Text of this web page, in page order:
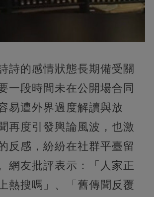
詩的感情狀態長期備受關
一段時間未在公開場合同
易遭外界過度解讀與放
再度引發輿論風波，也激
反感，紛紛在社群平臺留
網友批評表示：「人家正
熱搜嗎」、「舊傳聞反覆